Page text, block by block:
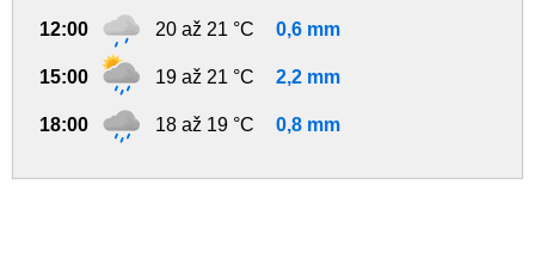
12:00 20 až 21 °C 0,6 mm
15:00 19 až 21 °C 2,2 mm
18:00 18 až 19 °C 0,8 mm